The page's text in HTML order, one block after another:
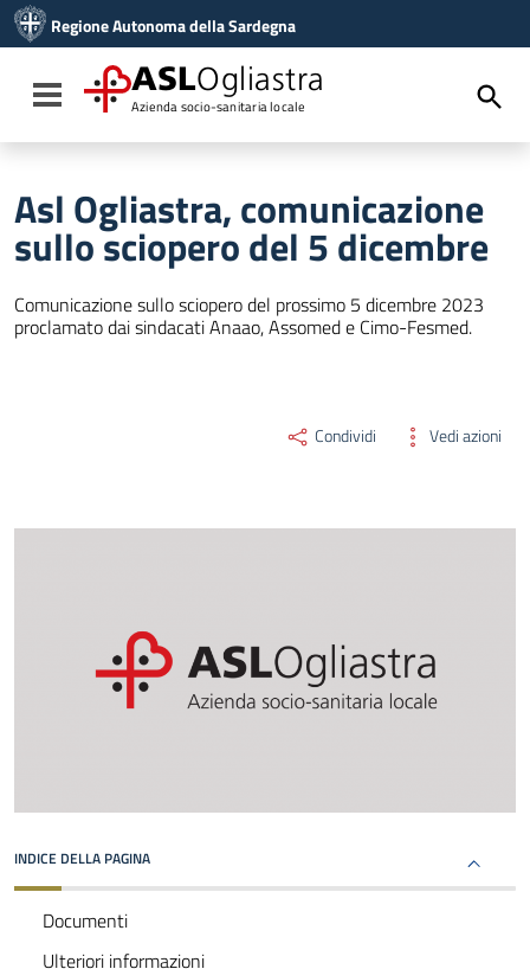
Vai al menu di navigazione
Vai al footer
Regione Autonoma della Sardegna
Toggle navigation
ASLOgliastra
Azienda socio-sanitaria locale
Asl Ogliastra, comunicazione
sullo sciopero del 5 dicembre
Comunicazione sullo sciopero del prossimo 5 dicembre 2023
proclamato dai sindacati Anaao, Assomed e Cimo-Fesmed.
Condividi Vedi azioni
INDICE DELLA PAGINA
Documenti
Ulteriori informazioni